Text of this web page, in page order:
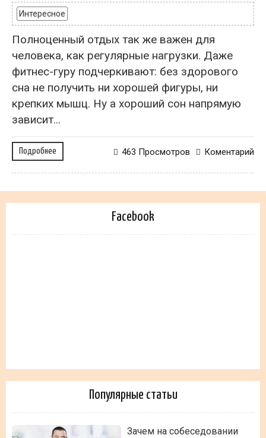
Интересное
Полноценный отдых так же важен для
человека, как регулярные нагрузки. Даже
фитнес-гуру подчеркивают: без здорового
сна не получить ни хорошей фигуры, ни
крепких мышц. Ну а хороший сон напрямую
зависит...
Подробнее Коментарий
463 Просмотров
Facebook
Популярные статьи
Зачем на собеседовании